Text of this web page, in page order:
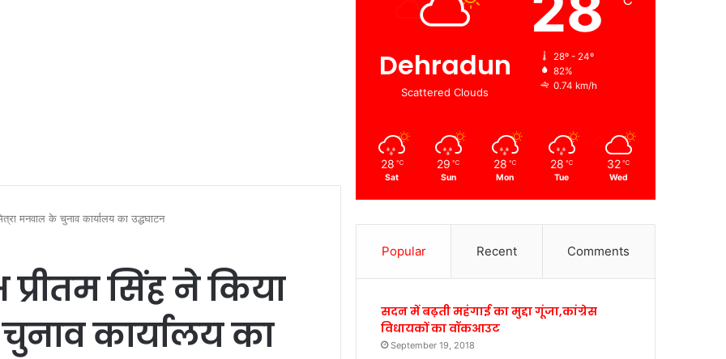
मनवाल के चुनाव कार्यालय का उद्धघाटन
प्रीतम सिंह ने किया
कार्यालय का
Dehradun
Scattered Clouds
28º - 24º
82%
0.74 km/h
28 ℃
Sat
29 ℃
Sun
28 ℃
Mon
28 ℃
Tue
32 ℃
Wed
Popular Recent Comments
सदन में बढ़ती महंगाई का मुद्दा गूंजा,कांग्रेस
विधायकों का वॉकआउट
September 19, 2018